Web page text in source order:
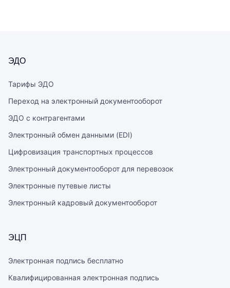
ЭДО
Тарифы ЭДО
Переход на электронный документооборот
ЭДО с контрагентами
Электронный обмен данными (EDI)
Цифровизация транспортных процессов
Электронный документооборот для перевозок
Электронные путевые листы
Электронный кадровый документооборот
ЭЦП
Электронная подпись бесплатно
Квалифицированная электронная подпись